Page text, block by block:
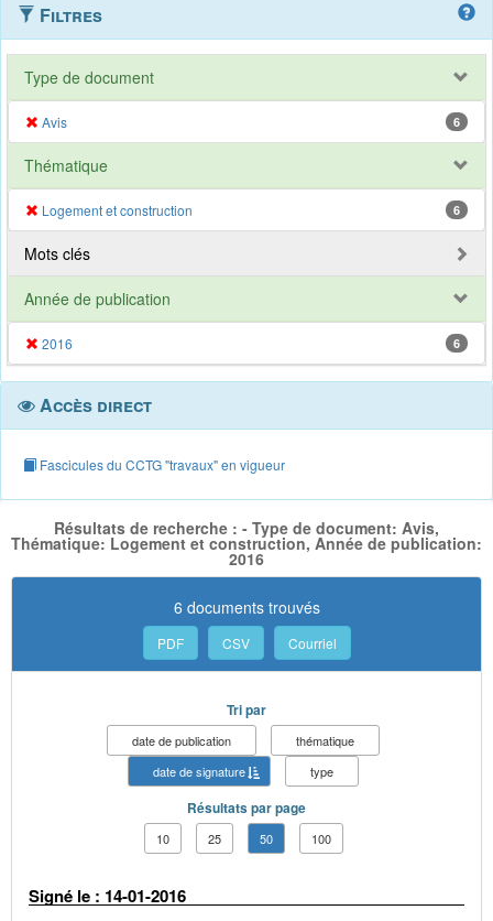
Filtres
Type de document
Avis 6
Thématique
Logement et construction 6
Mots clés
Année de publication
2016 6
Accès direct
Fascicules du CCTG "travaux" en vigueur
Résultats de recherche : - Type de document: Avis,
Thématique: Logement et construction, Année de publication:
2016
6 documents trouvés
PDF CSV Courriel
Tri par
date de publication
thématique
date de signature
type
Résultats par page
10 25 50 100
Signé le : 14-01-2016